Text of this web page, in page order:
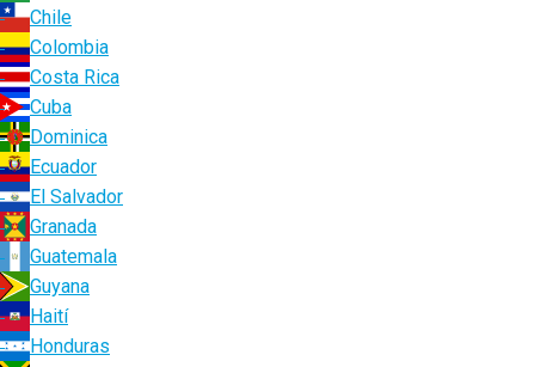
Chile
Colombia
Costa Rica
Cuba
Dominica
Ecuador
El Salvador
Granada
Guatemala
Guyana
Haití
Honduras